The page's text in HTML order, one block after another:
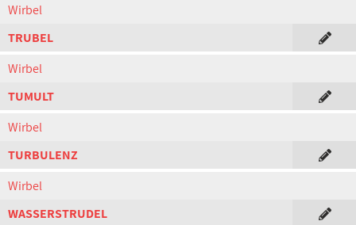
Wirbel
TRUBEL
Wirbel
TUMULT
Wirbel
TURBULENZ
Wirbel
WASSERSTRUDEL